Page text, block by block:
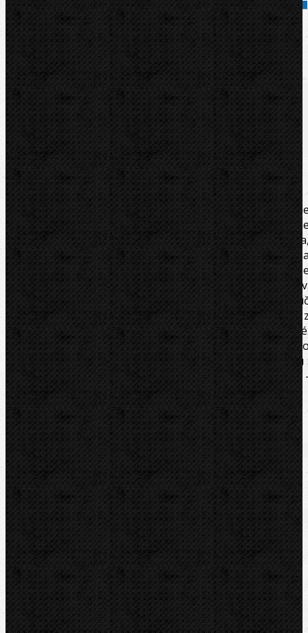
Pridať do košíka
Kód tovaru: 001101
Značka:
KNIPEX
Popis
Súbory/Odkazy
Videá
Zaradenie
Komentáre (0)
Multifunkčný klúč Knipex Twinkey pre
uzáverov z oblasti techniky budov (kúrenie a
zariadenia, klimatizačná a vetracia
elektrotechnika), zásobovanie plynom a vodou
uzatváracích systémov. 8-lúčová verzia: 2 krížové
spojené za účelom úspory miesta pomocou
Otočný bit: drážka 1,0 x 7 mm a krížová drážka PH 2.
a otočný bit spojený stabilným drôteným lanom
ušlechtilej ocele. Kvalitná povrchová úprava-
Váhovo optimalizovaná konštrukcia zo
tlakového odliatku. Hmotnosť 135g. Rozmer štvorhranu
5/6 - 7/8 - 9/10 - 11mm. Rozmer trojhran : 7 - 8/9 - 10/11
12mm. Kapacita odstupňovaný štvorhran: 6-9 mm.
Súbory/Odkazy
Video
Video